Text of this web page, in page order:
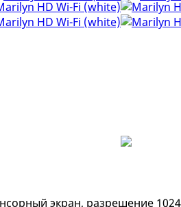
экран, разрешение